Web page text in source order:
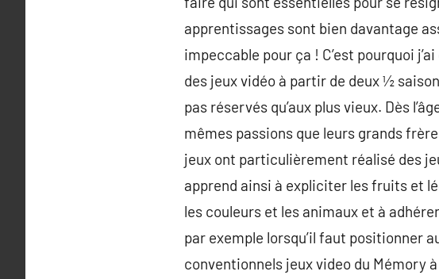
apprentissages sont bien davantage
impeccable pour ça ! C’est pourquoi
des jeux vidéo à partir de deux ½
pas réservés qu’aux plus vieux. Dès
mêmes passions que leurs grands
jeux ont particulièrement réalisé des
apprend ainsi à expliciter les fruits et
les couleurs et les animaux et à
par exemple lorsqu’il faut positionner
conventionnels jeux video du Mémory